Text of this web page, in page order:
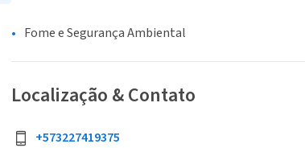
Fome e Segurança Ambiental
Localização & Contato
+573227419375